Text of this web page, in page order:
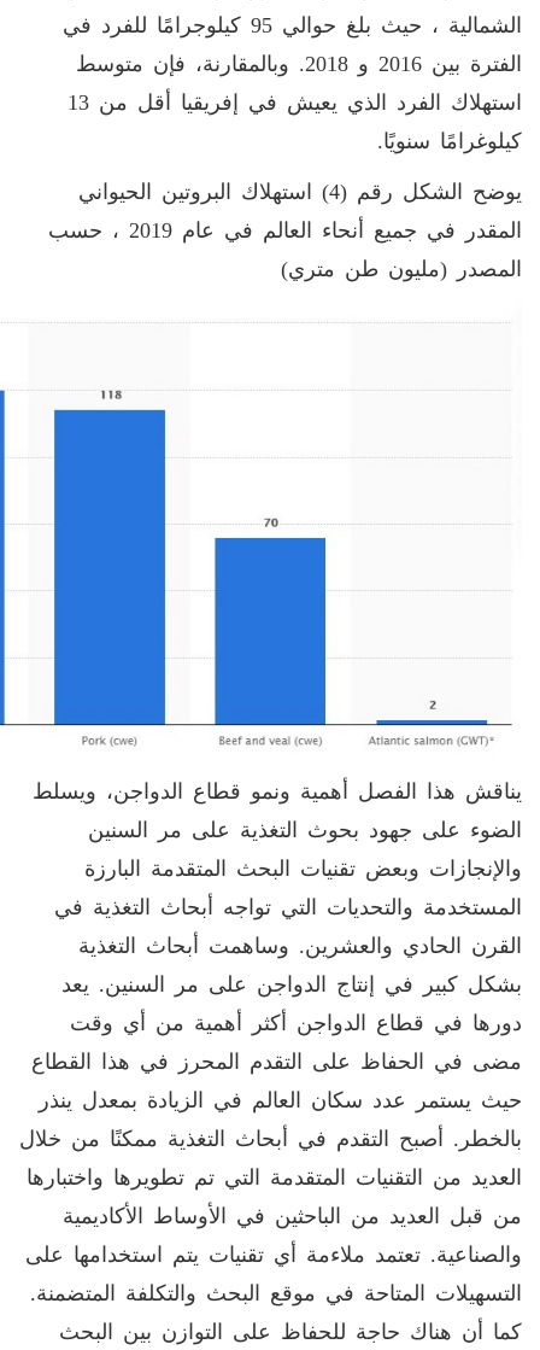
الشمالية ، حيث بلغ حوالي 95 كيلوجرامًا للفرد في
الفترة بين 2016 و 2018. وبالمقارنة، فإن متوسط
استهلاك الفرد الذي يعيش في إفريقيا أقل من 13
كيلوغرامًا سنويًا.
يوضح الشكل رقم (4) استهلاك البروتين الحيواني
المقدر في جميع أنحاء العالم في عام 2019 ، حسب
المصدر (مليون طن متري)
يناقش هذا الفصل أهمية ونمو قطاع الدواجن، ويسلط
الضوء على جهود بحوث التغذية على مر السنين
والإنجازات وبعض تقنيات البحث المتقدمة البارزة
المستخدمة والتحديات التي تواجه أبحاث التغذية في
القرن الحادي والعشرين. وساهمت أبحاث التغذية
بشكل كبير في إنتاج الدواجن على مر السنين. يعد
دورها في قطاع الدواجن أكثر أهمية من أي وقت
مضى في الحفاظ على التقدم المحرز في هذا القطاع
حيث يستمر عدد سكان العالم في الزيادة بمعدل ينذر
بالخطر. أصبح التقدم في أبحاث التغذية ممكنًا من خلال
العديد من التقنيات المتقدمة التي تم تطويرها واختبارها
من قبل العديد من الباحثين في الأوساط الأكاديمية
والصناعية. تعتمد ملاءمة أي تقنيات يتم استخدامها على
التسهيلات المتاحة في موقع البحث والتكلفة المتضمنة.
كما أن هناك حاجة للحفاظ على التوازن بين البحث